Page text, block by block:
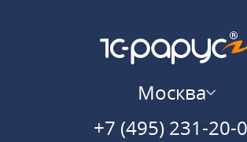
Москва
+7 (495) 231-20-